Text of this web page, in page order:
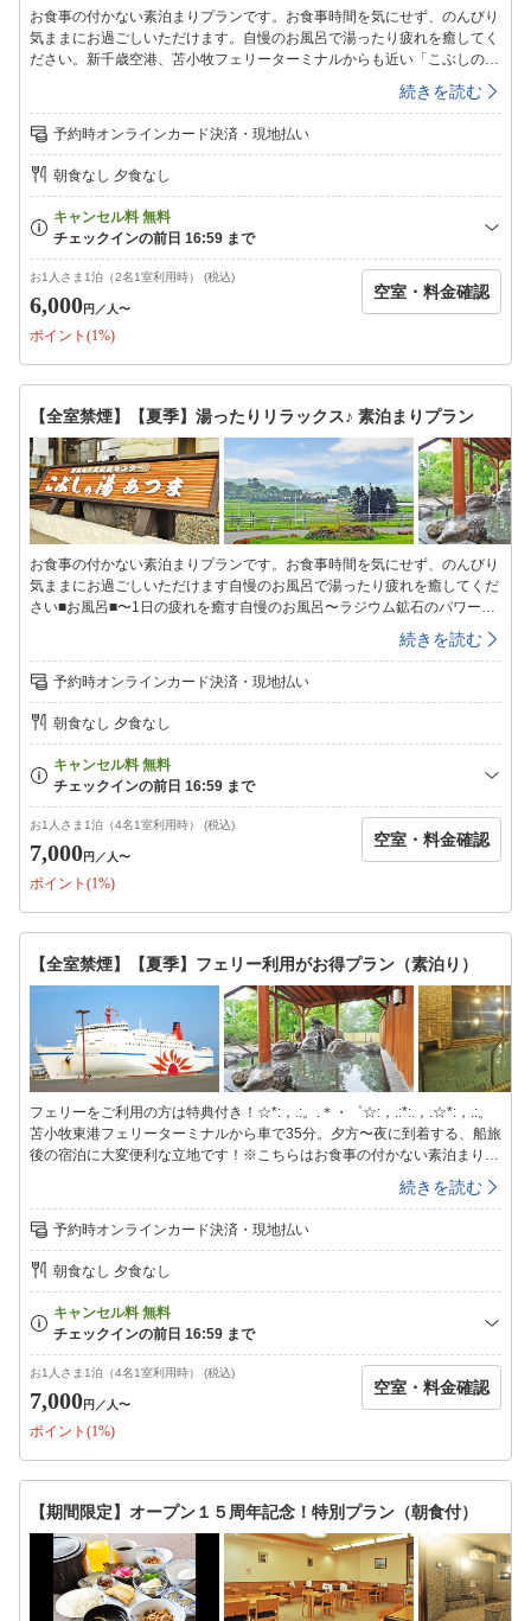
お食事の付かない素泊まりプランです。お食事時間を気にせず、のんびり
気ままにお過ごしいただけます。自慢のお風呂で湯ったり疲れを癒してく
ださい。新千歳空港、苫小牧フェリーターミナルからも近い「こぶしの湯
あつま」豊かな自然と田園風景に囲まれた、露天風呂と地物料理が自慢の
公共の温浴・宿泊施設です。■お風呂■〜1日の疲れを癒す自慢のお風呂〜
ラジウム鉱石のパワーを秘めたラドン湯を始め、泡風呂、露天風呂、水風
呂、サウナなど多彩なお風呂をご用意しております。情緒あふれる露天風
呂では四季折々の景色を感じながらゆったりとご入浴頂けます。＜ご利用
時間＞24:00まで翌日は6:00〜8:00（サウナは10:00〜21:00）■夕食のご
案内■〜地元の新鮮な素材が好評〜＜食事会場＞：レストランこぶし＜営
業時間＞：17:00〜20:00（ラストオーダー19:30）■インターネット■ホテ
ル館内(ロビー等)にてインターネット無線LAN接続が可能です。チェック
イン＝15：00〜23：00チェックアウト＝10：00
続きを読む
予約時オンラインカード決済・現地払い
朝食なし 夕食なし
お1人さま1泊（2名1室利用時） (税込)
6,000円 ／人〜
ポイント(1%)
空室・料金確認
【全室禁煙】【夏季】湯ったりリラックス♪ 素泊まりプラン
お食事の付かない素泊まりプランです。お食事時間を気にせず、のんびり
気ままにお過ごしいただけます自慢のお風呂で湯ったり疲れを癒してくだ
さい■お風呂■〜1日の疲れを癒す自慢のお風呂〜ラジウム鉱石のパワーを
秘めたラドン湯を始め、泡風呂、打たせ湯、露天風呂、水風呂、サウナな
ど多彩なお風呂をご用意しております情緒あふれる露天風呂では四季折々
の景色を感じながらゆったりとご入浴頂けます＜ご利用時間＞24:00まで
翌日は6:00〜8:00（サウナは10:00〜21:00）■夕食のご案内■〜地元の新
鮮な素材が好評〜＜食事会場＞：レストランこぶし＜営業時間＞：
17:00〜20:00（ラストオーダー19:30）■インターネット■ホテル館内(ロ
ビー等)にてインターネット無線LAN接続が可能ですチェックイン＝15：
00〜23：00チェックアウト＝10：00
続きを読む
予約時オンラインカード決済・現地払い
朝食なし 夕食なし
お1人さま1泊（4名1室利用時） (税込)
7,000円 ／人〜
ポイント(1%)
空室・料金確認
【全室禁煙】【夏季】フェリー利用がお得プラン（素泊り）
フェリーをご利用の方は特典付き！☆*:，.:。.＊・゜☆:，.:*:.，.☆*:，.:。
苫小牧東港フェリーターミナルから車で35分。夕方〜夜に到着する、船旅
後の宿泊に大変便利な立地です！※こちらはお食事の付かない素泊まりプ
ランです。○特典○無料日帰り入浴券付チェックイン時にフェリーへの乗船
を証明できるもの（お客様控え、クーポン券など）をご提示ください。■
お風呂■〜1日の疲れを癒す自慢のお風呂〜ラジウム鉱石のパワーを秘めた
ラドン湯を始め、泡風呂、打たせ湯、露天風呂、水風呂、サウナなど多彩
なお風呂をご用意しております。＜ご利用時間＞24:00まで翌日は6:00〜
8:00（サウナは10:00〜21:00）■夕食のご案内■〜地元の新鮮な素材が好
評〜＜食事会場＞：レストランこぶし＜営業時間＞：17:00〜20:00（ラス
トオーダー19:30）■インターネット■ホテル館内(ロビー等)にてインター
ネット無線LAN接続が可能です。
続きを読む
予約時オンラインカード決済・現地払い
朝食なし 夕食なし
お1人さま1泊（4名1室利用時） (税込)
7,000円 ／人〜
ポイント(1%)
空室・料金確認
【期間限定】オープン１５周年記念！特別プラン（朝食付）